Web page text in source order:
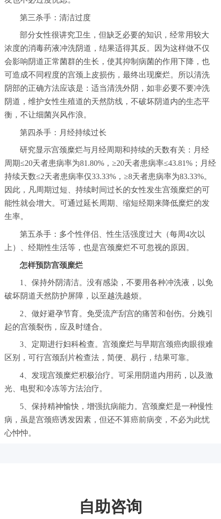
第三杀手：清洁过度
部分女性很讲究卫生，但缺乏必要的知识，经常用较大
浓度的消毒药液冲洗阴道，结果适得其反。因为这样做不仅
会影响阴道正常菌群的生长，使其抑制病菌的作用下降，也
可造成不同程度的宫颈上皮损伤，最终出现糜烂。所以清洗
阴部的正确方法应该是：适当清洗外阴，如非必要不要冲洗
阴道，维护女性生殖道的天然防线，不破坏阴道内的生态平
衡，不让细菌兴风作浪。
第四杀手：月经持续过长
研究显示宫颈糜烂与月经周期和持续的天数有关：月经
周期≤20天者患病率为81.80%，≥20天者患病率≤43.81%；月经
持续天数≤2天者患病率仅33.33%，≥8天者患病率为83.33%。
因此，凡周期过短、持续时间过长的女性发生宫颈糜烂的可
能性就会增大。可通过延长周期、缩短经期来降低糜烂的发
生率。
第五杀手：多个性伴侣、性生活强度过大（每周4次以
上）、经期性生活等，也是宫颈糜烂不可忽视的原因。
怎样预防宫颈糜烂
1、保持外阴清洁。没有感染，不要用各种冲洗液，以免
破坏阴道天然防护屏障，以至越洗越烦。
2、做好避孕节育。免受流产刮宫的痛苦和创伤。分娩引
起的宫颈裂伤，应及时缝合。
3、定期进行妇科检查。宫颈糜烂与早期宫颈癌肉眼很难
区别，可行宫颈刮片检查法，简便、易行，结果可靠。
4、发现宫颈糜烂积极治疗。可采用阴道内用药，以及激
光、电熨和冷冻等方法治疗。
5、保持精神愉快，增强抗病能力。宫颈糜烂是一种慢性
病，虽是宫颈癌诱发因素，但还不算癌前病变，不必为此忧
心忡忡。
自助咨询